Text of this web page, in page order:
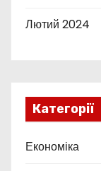
Лютий 2024
Категорії
Економіка